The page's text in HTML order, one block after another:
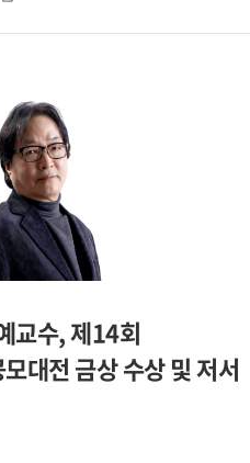
기를 나누며 설득해주셨어요.
국외대에서 만난 모든 분이
자로 지금에 이르기까지 많이
도 학생들에게 동기부여가 되길
줍니다. - 교수님은 최근 수년간
준히 기록해오셨습니다. 학생들
는 부분은 무엇입니까?최근
는 아니었습니다. 제 강의 평가는
봅니다. 우리 태국어학과에서는
강의도 함께 합니다. 제가
수업을 진행했는데, 지적
소 부족하지 않을까 늘
류 및 후속세대 양성을 위해
교수, 제14회
대전 금상 수상 및 저서